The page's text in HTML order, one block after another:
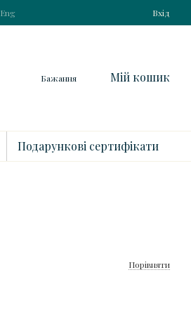
Eng Вхід
Бажання Мій кошик
Подарункові сертифікати
Порівняти